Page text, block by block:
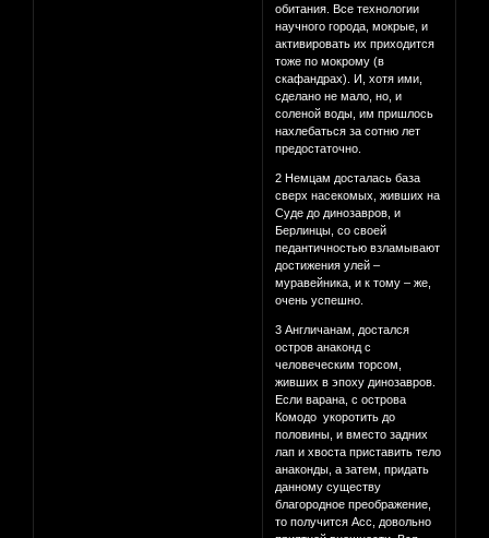
обитания. Все технологии
научного города, мокрые, и
активировать их приходится
тоже по мокрому (в
скафандрах). И, хотя ими,
сделано не мало, но, и
соленой воды, им пришлось
нахлебаться за сотню лет
предостаточно.
2 Немцам досталась база
сверх насекомых, живших на
Суде до динозавров, и
Берлинцы, со своей
педантичностью взламывают
достижения улей –
муравейника, и к тому – же,
очень успешно.
3 Англичанам, достался
остров анаконд с
человеческим торсом,
живших в эпоху динозавров.
Если варана, c острова
Комодо укоротить до
половины, и вместо задних
лап и хвоста приставить тело
анаконды, а затем, придать
данному существу
благородное преображение,
то получится Асс, довольно